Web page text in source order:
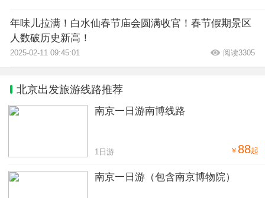
年味儿拉满！白水仙春节庙会圆满收官！春节假期景区
人数破历史新高！
2025-02-11 09:45:01 阅读3305
北京出发旅游线路推荐
南京一日游南博线路
￥ 88起
1日游
南京一日游（包含南京博物院）